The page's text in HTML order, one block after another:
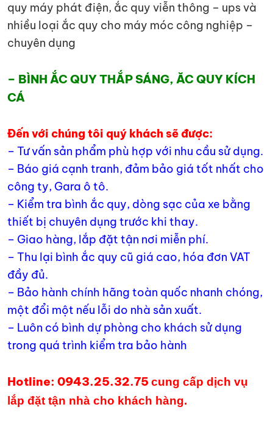
quy máy phát điện, ắc quy viễn thông – ups và
nhiều loại ắc quy cho máy móc công nghiệp –
chuyên dụng
– BÌNH ẮC QUY THẮP SÁNG, ĂC QUY KÍCH
CÁ
Đến với chúng tôi quý khách sẽ được:
– Tư vấn sản phẩm phù hợp với nhu cầu sử dụng.
– Báo giá cạnh tranh, đảm bảo giá tốt nhất cho
công ty, Gara ô tô.
– Kiểm tra bình ắc quy, dòng sạc của xe bằng
thiết bị chuyên dụng trước khi thay.
– Giao hàng, lắp đặt tận nơi miễn phí.
– Thu lại bình ắc quy cũ giá cao, hóa đơn VAT
đầy đủ.
– Bảo hành chính hãng toàn quốc nhanh chóng,
một đổi một nếu lỗi do nhà sản xuất.
– Luôn có bình dự phòng cho khách sử dụng
trong quá trình kiểm tra bảo hành
Hotline: 0943.25.32.75 cung cấp dịch vụ
lắp đặt tận nhà cho khách hàng.